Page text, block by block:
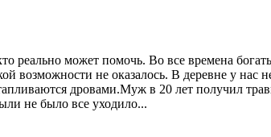
реально может помочь. Во все времена
возможности не оказалось. В деревне у
дровами.Муж в 20 лет получил
не было все уходило...